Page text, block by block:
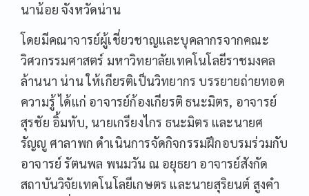
นาน้อย จังหวัดน่าน
โดยมีคณาจารย์ผู้เชี่ยวชาญและบุคลากรจากคณะ
วิศวกรรมศาสตร์ มหาวิทยาลัยเทคโนโลยีราชมงคล
ล้านนา น่าน ให้เกียรติเป็นวิทยากร บรรยายถ่ายทอด
ความรู้ ได้แก่ อาจารย์ก้องเกียรติ ธนะมิตร, อาจารย์
สุรชัย อิ้มทับ, นายเกรียงไกร ธนะมิตร และนายศ
รัญญู ศาลาพก ดำเนินการจัดกิจกรรมฝึกอบรมร่วมกับ
อาจารย์ รัตนพล พนมวัน ณ อยุธยา อาจารย์สังกัด
สถาบันวิจัยเทคโนโลยีเกษตร และนายสุริยนต์ สูงคำ